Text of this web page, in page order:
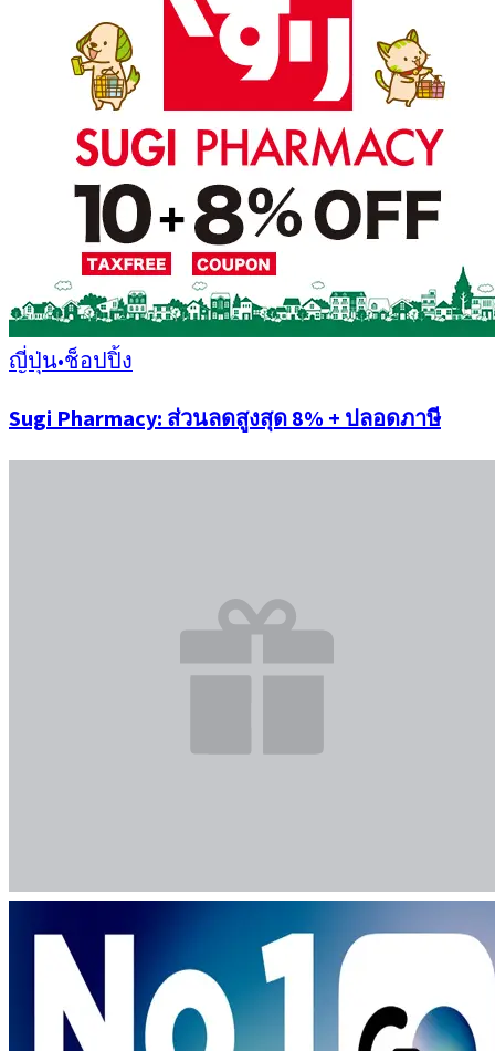
ญี่ปุ่น•ช็อปปิ้ง
Sugi Pharmacy: ส่วนลดสูงสุด 8% + ปลอดภาษี